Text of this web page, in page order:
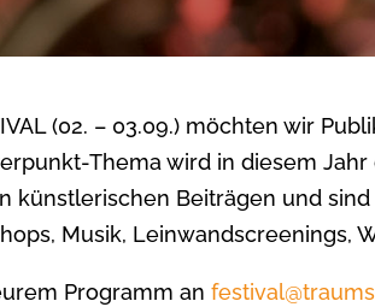
(02. – 03.09.) möchten wir
Thema wird in diesem
künstlerischen Beiträgen und
Musik, Leinwandscreenings,
Programm an